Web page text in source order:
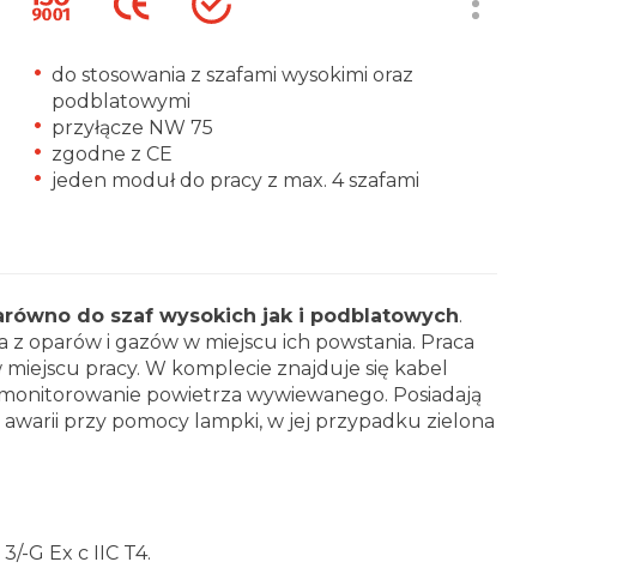
do stosowania z szafami wysokimi oraz
podblatowymi
przyłącze NW 75
zgodne z CE
jeden moduł do pracy z max. 4 szafami
do szaf wysokich jak i podblatowych.
oparów i gazów w miejscu ich powstania. Praca
pracy. W komplecie znajduje się kabel
powietrza wywiewanego. Posiadają
przy pomocy lampki, w jej przypadku zielona
G Ex c IIC T4.